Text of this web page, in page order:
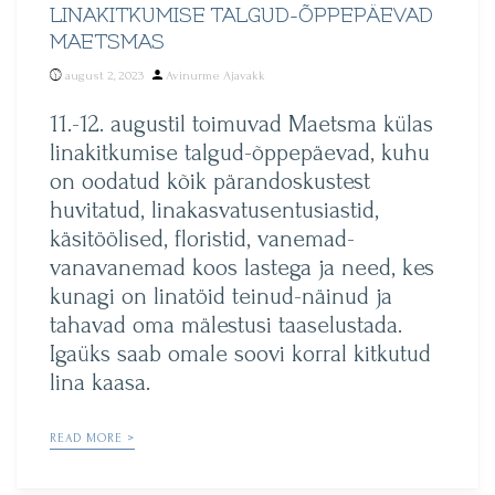
LINAKITKUMISE TALGUD-ÕPPEPÄEVAD
MAETSMAS
august 2, 2023
Posted
Avinurme Ajavakk
11.-12. augustil toimuvad Maetsma külas
linakitkumise talgud-õppepäevad, kuhu
on oodatud kõik pärandoskustest
huvitatud, linakasvatusentusiastid,
käsitöölised, floristid, vanemad-
vanavanemad koos lastega ja need, kes
kunagi on linatöid teinud-näinud ja
tahavad oma mälestusi taaselustada.
Igaüks saab omale soovi korral kitkutud
lina kaasa.
READ MORE >